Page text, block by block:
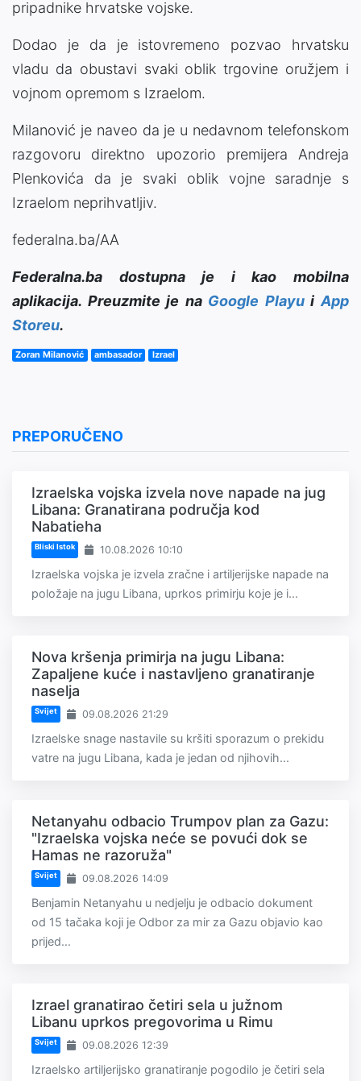
pripadnike hrvatske vojske.
Dodao je da je istovremeno pozvao hrvatsku
vladu da obustavi svaki oblik trgovine oružjem i
vojnom opremom s Izraelom.
Milanović je naveo da je u nedavnom telefonskom
razgovoru direktno upozorio premijera Andreja
Plenkovića da je svaki oblik vojne saradnje s
Izraelom neprihvatljiv.
federalna.ba/AA
Federalna.ba dostupna je i kao mobilna
aplikacija. Preuzmite je na Google PlayuiApp
Storeu.
Zoran Milanović ambasador Izrael
PREPORUČENO
Izraelska vojska izvela nove napade na jug
Libana: Granatirana područja kod
Nabatieha
Bliski Istok 10.08.2026 10:10
Izraelska vojska je izvela zračne i artiljerijske napade na
položaje na jugu Libana, uprkos primirju koje je i...
Nova kršenja primirja na jugu Libana:
Zapaljene kuće i nastavljeno granatiranje
naselja
Svijet 09.08.2026 21:29
Izraelske snage nastavile su kršiti sporazum o prekidu
vatre na jugu Libana, kada je jedan od njihovih...
Netanyahu odbacio Trumpov plan za Gazu:
"Izraelska vojska neće se povući dok se
Hamas ne razoruža"
Svijet 09.08.2026 14:09
Benjamin Netanyahu u nedjelju je odbacio dokument
od 15 tačaka koji je Odbor za mir za Gazu objavio kao
prijed...
Izrael granatirao četiri sela u južnom
Libanu uprkos pregovorima u Rimu
Svijet 09.08.2026 12:39
Izraelsko artiljerijsko granatiranje pogodilo je četiri sela